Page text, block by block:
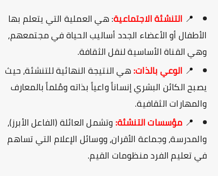
📍التنشئة الاجتماعية: هي العملية التي يتعلم بها
الأطفال أو الأعضاء الجدد أساليب الحياة في مجتمعهم،
وهي القناة الأساسية لنقل الثقافة.
الوعي بالذات:هي النتيجة النهائية للتنشئة، حيث
يصبح الكائن البشري إنساناً واعياً بذاته ومُلماً بالمعارف
والمهارات الثقافية.
📍مؤسسات التنشئة:وتشمل العائلة (الفاعل الأبرز)،
والمدرسة، وجماعة الأقران، ووسائل الإعلام التي تساهم
في تعليم الفرد منظومات القيم.